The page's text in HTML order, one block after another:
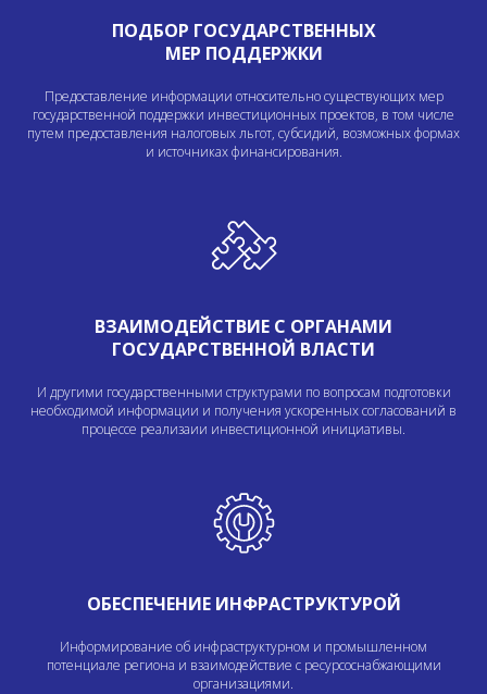
ПОДБОР ГОСУДАРСТВЕННЫХ
МЕР ПОДДЕРЖКИ
Предоставление информации относительно существующих мер
государственной поддержки инвестиционных проектов, в том числе
путем предоставления налоговых льгот, субсидий, возможных формах
и источниках финансирования.
ВЗАИМОДЕЙСТВИЕ С ОРГАНАМИ
ГОСУДАРСТВЕННОЙ ВЛАСТИ
И другими государственными структурами по вопросам подготовки
необходимой информации и получения ускоренных согласований в
процессе реализаии инвестиционной инициативы.
ОБЕСПЕЧЕНИЕ ИНФРАСТРУКТУРОЙ
Информирование об инфраструктурном и промышленном
потенциале региона и взаимодействие с ресурсоснабжающими
организациями.